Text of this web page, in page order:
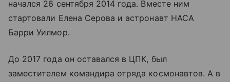
начался 26 сентября 2014 года. Вместе ним
стартовали Елена Серова и астронавт НАСА
Барри Уилмор.
До 2017 года он оставался в ЦПК, был
заместителем командира отряда космонавтов. А в